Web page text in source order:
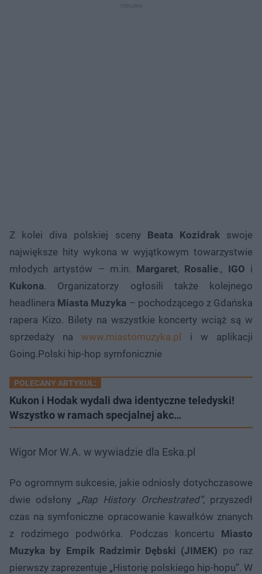
Z kolei diva polskiej sceny Beata Kozidrakswoje
największe hity wykona w wyjątkowym towarzystwie
młodych artystów – m.in. Margaret, Rosalie., IGO i
Kukona. Organizatorzy ogłosili także kolejnego
headlinera Miasta Muzyka – pochodzącego z Gdańska
rapera Kizo. Bilety na wszystkie koncerty wciąż są w
sprzedaży nawww.miastomuzyka.pl i w aplikacji
Going.Polski hip-hop symfonicznie
POLECANY ARTYKUŁ:
Kukon i Hodak wydali dwa identyczne teledyski!
Wszystko w ramach specjalnej akc…
Wigor Mor W.A. w wywiadzie dla Eska.pl
Po ogromnym sukcesie, jakie odniosły dotychczasowe
dwie odsłony „Rap History Orchestrated”, przyszedł
czas na symfoniczne opracowanie kawałków znanych
z rodzimego podwórka. Podczas koncertu Miasto
Muzyka by Empik Radzimir Dębski (JIMEK) po raz
pierwszy zaprezentuje „Historię polskiego hip-hopu”. W